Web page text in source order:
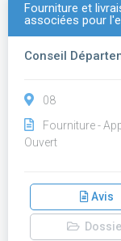
Fourniture et
associées pour
Conseil
08
Fourniture -
Ouvert
Avis